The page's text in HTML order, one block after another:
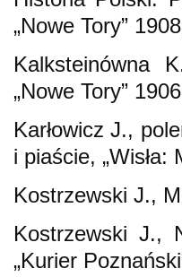
„Nowe Tory”
Kalksteinówna
„Nowe Tory”
Karłowicz J.,
i piaście,
Kostrzewski J.,
Kostrzewski J.,
„Kurier